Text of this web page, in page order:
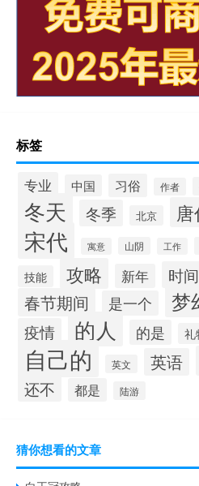
标签
专业 中国 习俗 作者
冬天 冬季 北京
宋代 寓意 山阴 工作
技能 攻略 新年 时间
春节期间 是一个 梦
疫情 的人 的是 礼
自己的 英文 英语
还不 都是 陆游
猜你想看的文章